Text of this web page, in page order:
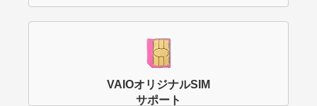
VAIOオリジナルSIM
サポート